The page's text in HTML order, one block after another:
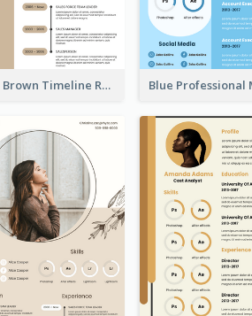
Vintage Brown Timeline Resume